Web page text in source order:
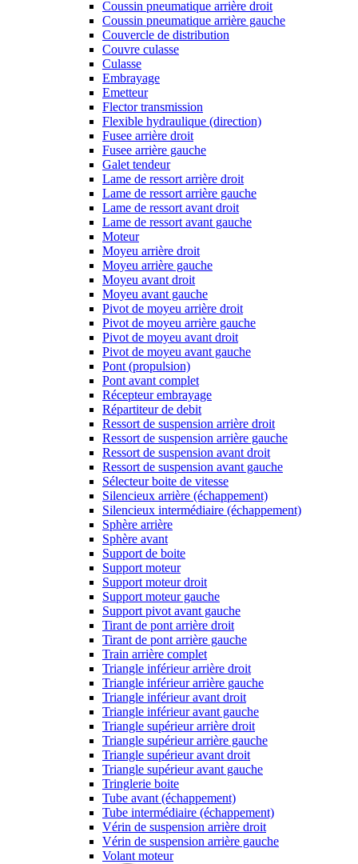
Coussin pneumatique arrière droit
Coussin pneumatique arrière gauche
Couvercle de distribution
Couvre culasse
Culasse
Embrayage
Emetteur
Flector transmission
Flexible hydraulique (direction)
Fusee arrière droit
Fusee arrière gauche
Galet tendeur
Lame de ressort arrière droit
Lame de ressort arrière gauche
Lame de ressort avant droit
Lame de ressort avant gauche
Moteur
Moyeu arrière droit
Moyeu arrière gauche
Moyeu avant droit
Moyeu avant gauche
Pivot de moyeu arrière droit
Pivot de moyeu arrière gauche
Pivot de moyeu avant droit
Pivot de moyeu avant gauche
Pont (propulsion)
Pont avant complet
Récepteur embrayage
Répartiteur de debit
Ressort de suspension arrière droit
Ressort de suspension arrière gauche
Ressort de suspension avant droit
Ressort de suspension avant gauche
Sélecteur boite de vitesse
Silencieux arrière (échappement)
Silencieux intermédiaire (échappement)
Sphère arrière
Sphère avant
Support de boite
Support moteur
Support moteur droit
Support moteur gauche
Support pivot avant gauche
Tirant de pont arrière droit
Tirant de pont arrière gauche
Train arrière complet
Triangle inférieur arrière droit
Triangle inférieur arrière gauche
Triangle inférieur avant droit
Triangle inférieur avant gauche
Triangle supérieur arrière droit
Triangle supérieur arrière gauche
Triangle supérieur avant droit
Triangle supérieur avant gauche
Tringlerie boite
Tube avant (échappement)
Tube intermédiaire (échappement)
Vérin de suspension arrière droit
Vérin de suspension arrière gauche
Volant moteur